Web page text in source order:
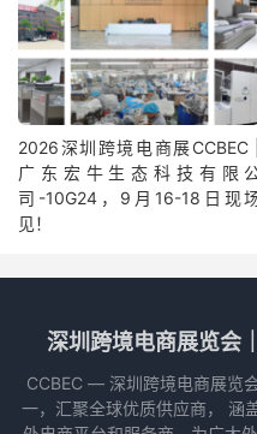
2026深圳跨境电商展CCBEC |
广东宏牛生态科技有限
司-10G24，9月16-18日现
见！
深圳跨境电商展览会
CCBEC ― 深圳跨境电商展览
一，汇聚全球优质供应商， 涵